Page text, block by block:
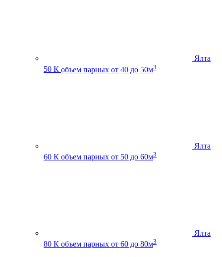
Ялта
50 К объем парных от 40 до 50м3
Ялта
60 К объем парных от 50 до 60м3
Ялта
80 К объем парных от 60 до 80м3